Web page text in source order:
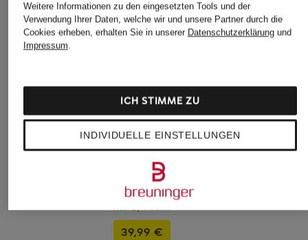
+Aktionsrabatt
someday
Blusenshirt UVANA
mit 3/4-Arm
39,99 €
Weitere Informationen zu den eingesetzten Tools und der
Verwendung Ihrer Daten, welche wir und unsere Partner durch die
Cookies erheben, erhalten Sie in unserer Datenschutzerklärungund
Impressum.
INDIVIDUELLE EINSTELLUNGEN
ICH STIMME ZU